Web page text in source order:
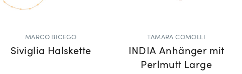
MARCO BICEGO
Siviglia Halskette
TAMARA COMOLLI
INDIA Anhänger mit
Perlmutt Large